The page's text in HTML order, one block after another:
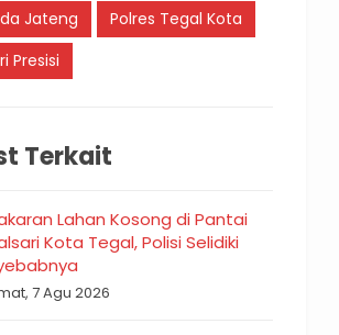
Jateng
Polres Tegal Kota
Presisi
Terkait
Lahan Kosong di Pantai
Kota Tegal, Polisi Selidiki
7 Agu 2026